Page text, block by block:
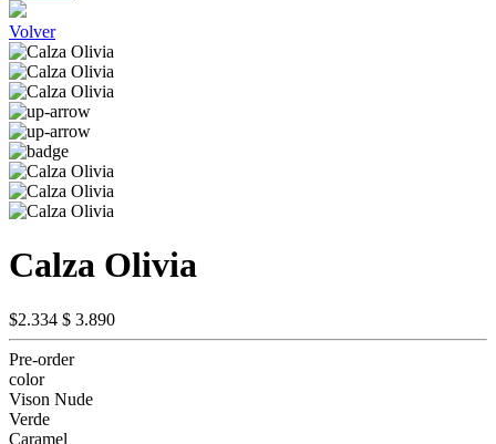
Volver
Calza Olivia
$2.334 $ 3.890
Pre-order
color
Vison Nude
Verde
Caramel